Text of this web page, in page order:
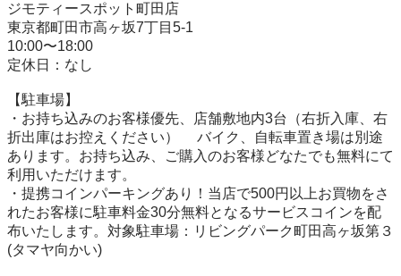
ジモティースポット町田店
東京都町田市高ヶ坂7丁目5-1
10:00〜18:00
定休日：なし
【駐⾞場】
・お持ち込みのお客様優先、店舗敷地内3台（右折入庫、右
折出庫はお控えください） 　バイク、自転車置き場は別途
あります。お持ち込み、ご購入のお客様どなたでも無料にて
利用いただけます。
・提携コインパーキングあり！当店で500円以上お買物をさ
れたお客様に駐車料金30分無料となるサービスコインを配
布いたします。対象駐車場：リビングパーク町田高ヶ坂第３
(タマヤ向かい)